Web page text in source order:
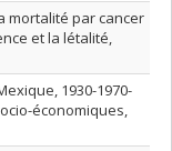
mortalité par cancer
et la létalité,
1930-1970-
économiques,